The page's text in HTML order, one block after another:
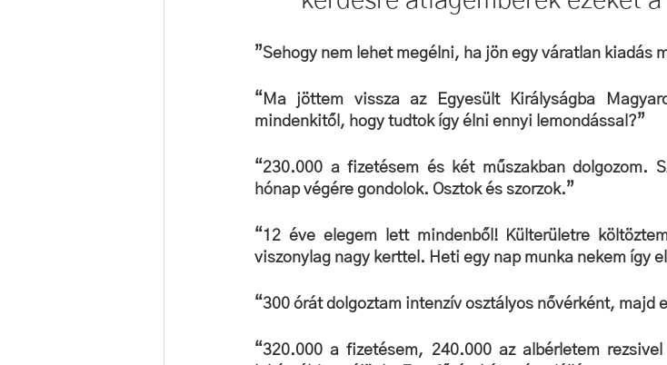
”Sehogy nem lehet megélni, ha jön egy váratlan kiadás
“Ma jöttem vissza az Egyesült Királyságba
mindenkitől, hogy tudtok így élni ennyi lemondással?”
“230.000 a fizetésem és két műszakban dolgozom.
hónap végére gondolok. Osztok és szorzok.”
“12 éve elegem lett mindenből! Külterületre
viszonylag nagy kerttel. Heti egy nap munka nekem így
“300 órát dolgoztam intenzív osztályos nővérként, majd
“320.000 a fizetésem, 240.000 az albérletem